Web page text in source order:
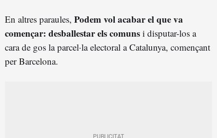
En altres paraules, Podem vol acabar el que va
començar: desballestar els comuns i disputar-los a
cara de gos la parcel·la electoral a Catalunya, començant
per Barcelona.